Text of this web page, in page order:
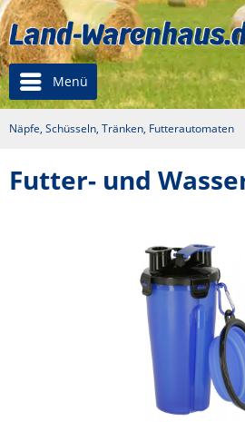
Menü
Näpfe, Schüsseln, Tränken, Futterautomaten
Futter- und